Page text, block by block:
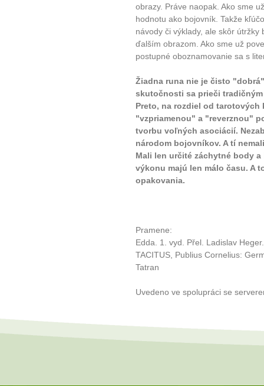
obrazy. Práve naopak. Ako sme
hodnotu ako bojovník. Takže
návody či výklady, ale skôr
ďalším obrazom. Ako sme už
postupné oboznamovanie sa s
Žiadna runa nie je čisto
skutočnosti sa prieči
Preto, na rozdiel od
"vzpriamenou" a "reverznou"
tvorbu voľných asociácií.
národom bojovníkov. A tí
Mali len určité záchytné body
výkonu majú len málo času. A
opakovania.
Pramene:
Edda. 1. vyd. Přel. Ladislav
TACITUS, Publius Cornelius:
Tatran
Uvedeno ve spolupráci se